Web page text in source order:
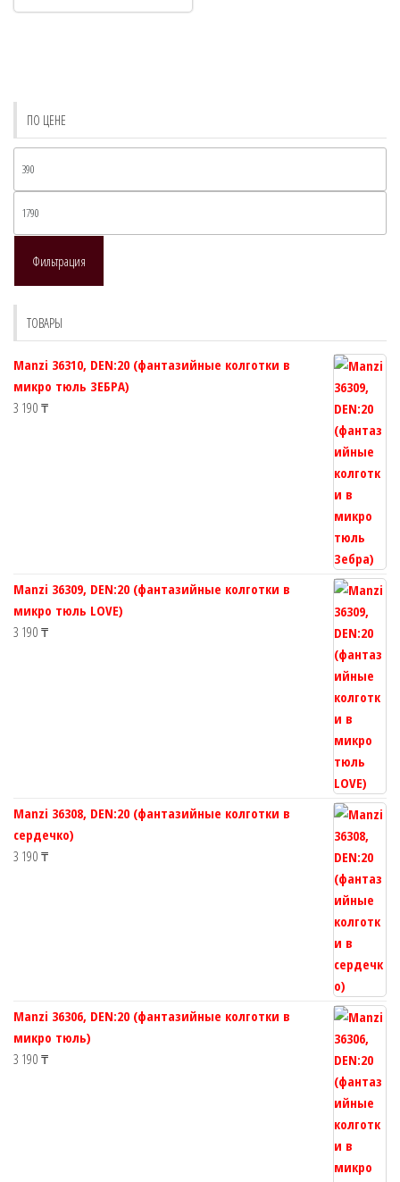
странице
ПО ЦЕНЕ
Фильтрация
ТОВАРЫ
Manzi 36310, DEN:20 (фантазийные колготки в
микро тюль ЗЕБРА)
3 190 ₸
Manzi 36309, DEN:20 (фантазийные колготки в
микро тюль LOVE)
3 190 ₸
Manzi 36308, DEN:20 (фантазийные колготки в
сердечко)
3 190 ₸
Manzi 36306, DEN:20 (фантазийные колготки в
микро тюль)
3 190 ₸